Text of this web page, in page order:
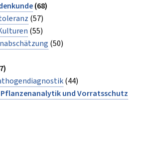
(68)
(57)
(55)
(50)
(44)
Pflanzenanalytik und Vorratsschutz